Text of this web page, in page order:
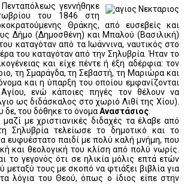
γεννήθηκε
του 1846 στη
Θράκης, από ευσεβείς και
Δήμο (Δημοσθένη) και Μπαλού (Βασιλική)
καταγόταν από τα Ιωάννινα, ναυτικός στο
του καταγόταν από την Σηλυβρία. Ήταν το
και είχε πέντε ή έξη αδέρφια: τον
τη Σμαράγδα, τη Σεβαστή, τη Μαριώρα και
και η ύπαρξη του οποίου εμφανίζονται
ενώ κάποιες πηγές τον θέλουν να
ως διδάσκαλος στο χωριό Λιθί της Χίου).
δε, του δόθηκε το όνομαΑναστάσιος
με χριστιανικές διδαχές τα έλαβε από
Σηλυβρία τελείωσε το δημοτικό και το
ευφυέστατο παιδί με πολύ καλή μνήμη, που
και θεολογική του κλίση από πολύ νωρίς.
το γεγονός ότι σε ηλικία μόλις επτά ετών
μεταξύ τους με σκοπό να φτιάξει βιβλία για
λόγια του Θεού, όπως ο ίδιος είπε στην